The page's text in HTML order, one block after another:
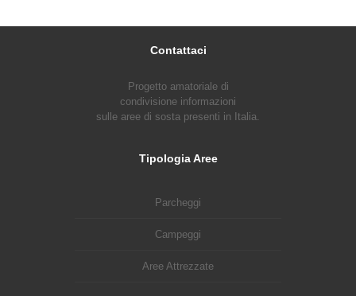
Contattaci
Progetto amatoriale di
condivisione informazioni
sulle aree di sosta presenti in Italia.
Tipologia Aree
Parcheggi
Campeggi
Aree Attrezzate